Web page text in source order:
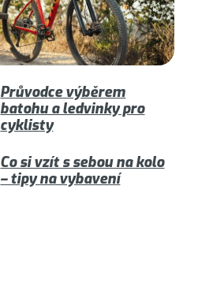
Průvodce výběrem
batohu a ledvinky pro
cyklisty
Co si vzít s sebou na kolo
– tipy na vybavení